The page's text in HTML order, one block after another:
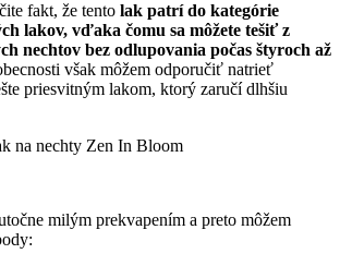
fakt, že tento lak patrí do kategórie
lakov, vďaka čomu sa môžete tešiť z
nechtov bez odlupovania počas štyroch až
však môžem odporučiť natrieť
priesvitným lakom, ktorý zaručí dlhšiu
milým prekvapením a preto môžem